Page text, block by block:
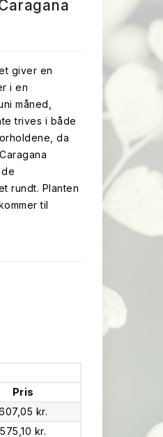
giver en
i en
måned,
trives i både
da
rundt. Planten
til
Pris
kr.
575,10 kr.